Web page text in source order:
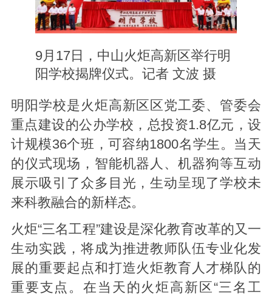
9月17日，中山火炬高新区举行明
阳学校揭牌仪式。记者 文波 摄
明阳学校是火炬高新区区党工委、管委会
重点建设的公办学校，总投资1.8亿元，设
计规模36个班，可容纳1800名学生。当天
的仪式现场，智能机器人、机器狗等互动
展示吸引了众多目光，生动呈现了学校未
来科教融合的新样态。
火炬“三名工程”建设是深化教育改革的又一
生动实践，将成为推进教师队伍专业化发
展的重要起点和打造火炬教育人才梯队的
重要支点。在当天的火炬高新区“三名工